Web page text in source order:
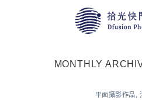
MONTHLY
平⾯攝影作品 ,